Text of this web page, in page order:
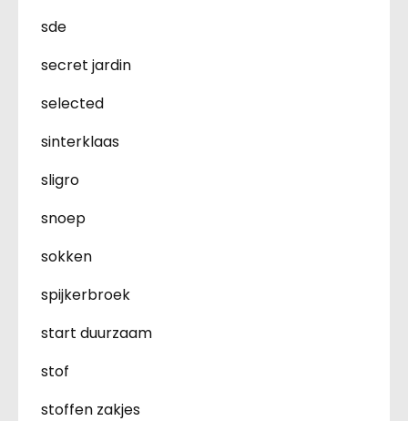
sde
secret jardin
selected
sinterklaas
sligro
snoep
sokken
spijkerbroek
start duurzaam
stof
stoffen zakjes